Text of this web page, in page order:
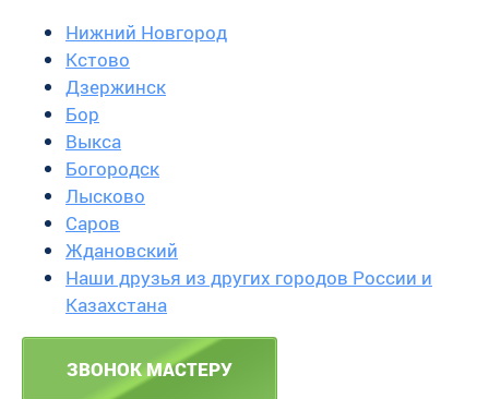
Нижний Новгород
Кстово
Дзержинск
Бор
Выкса
Богородск
Лысково
Саров
Ждановский
Наши друзья из других городов России и
Казахстана
ЗВОНОК МАСТЕРУ